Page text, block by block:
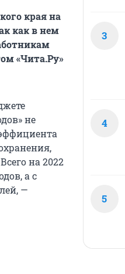
края на
как в нем
«Чита.Ру»
не
на 2022
а с
—
3
4
5